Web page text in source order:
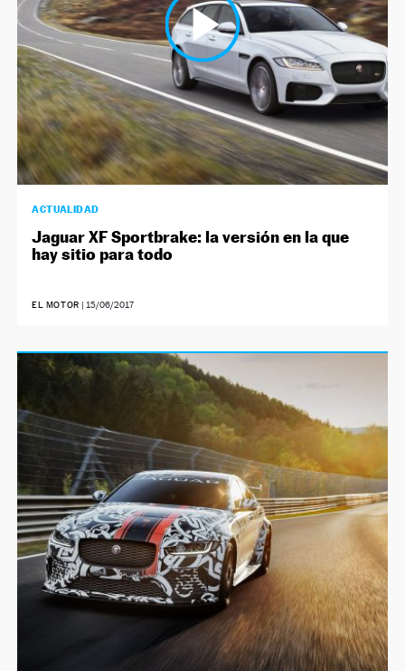
ACTUALIDAD
Jaguar XF Sportbrake: la versión en la que
hay sitio para todo
EL MOTOR | 15/06/2017